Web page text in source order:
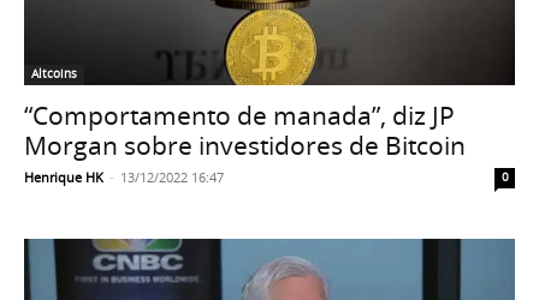
Altcoins
“Comportamento de manada”, diz JP
Morgan sobre investidores de Bitcoin
Henrique HK - 13/12/2022 16:47 0